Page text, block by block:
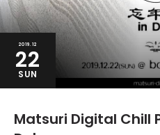
2019.12
22
SUN
Matsuri Digital Chill